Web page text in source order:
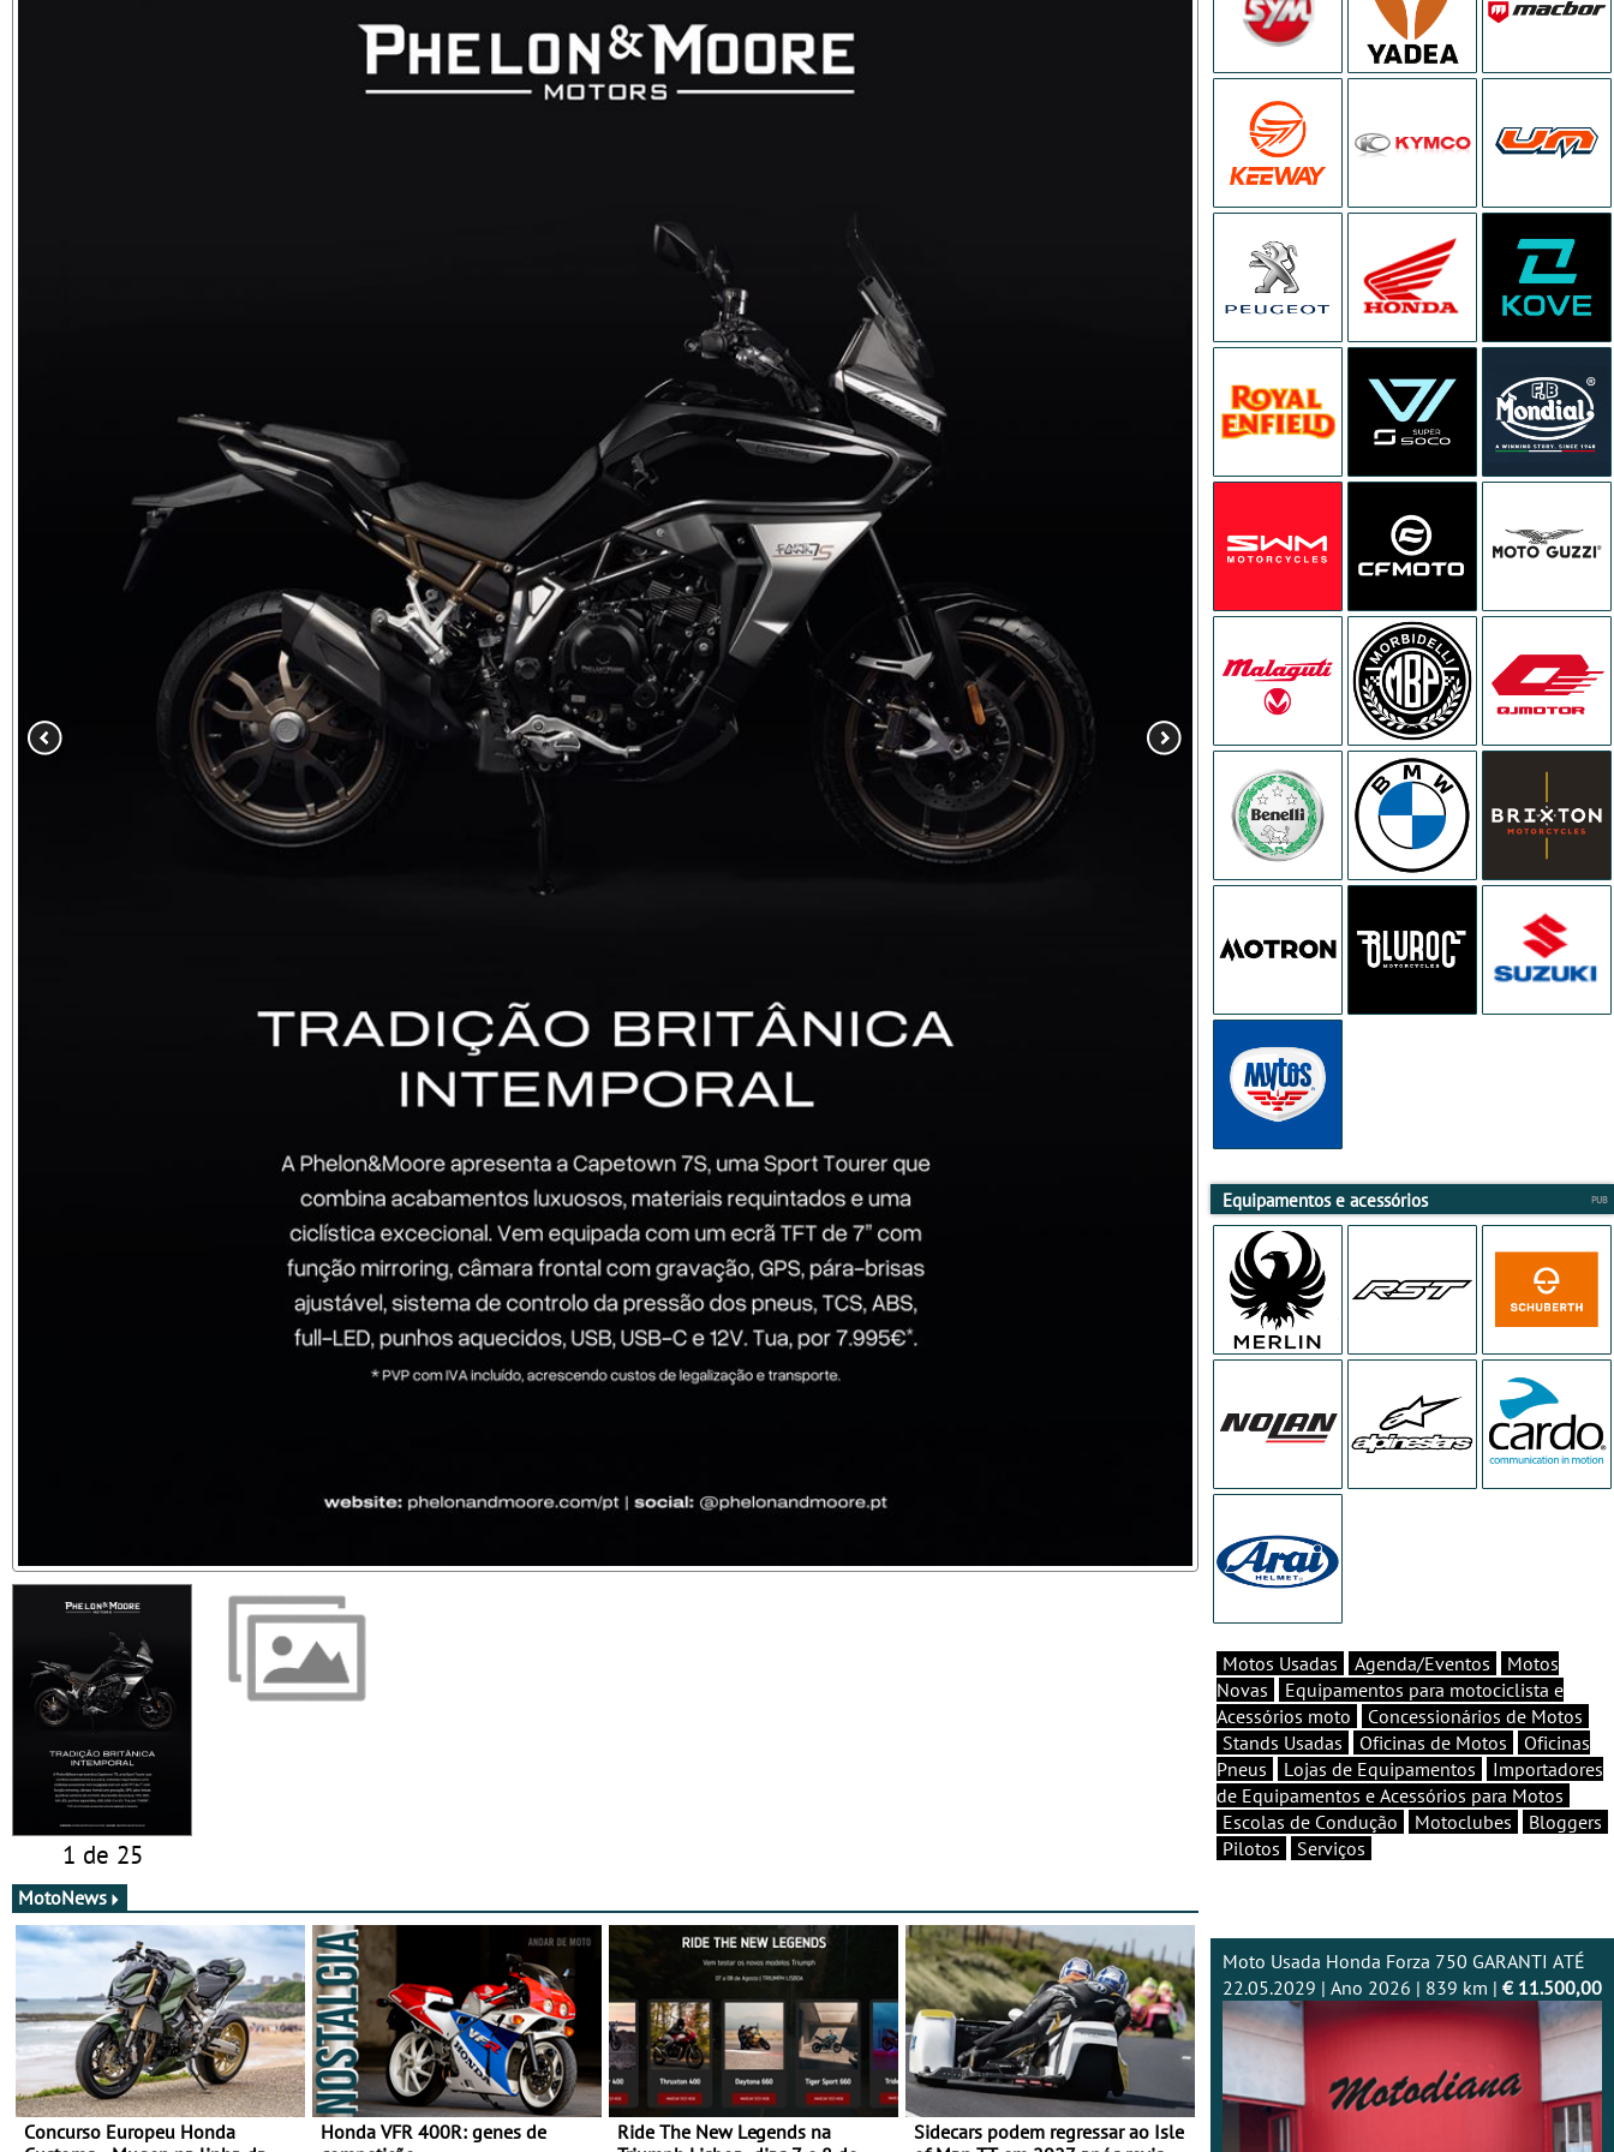
1 de 25
MotoNews
Concurso Europeu Honda
Honda VFR 400R: genes de
Ride The New Legends na
Sidecars podem regressar ao Isle
Equipamentos e acessórios
Motos Usadas Agenda/Eventos
Motos
Novas
Equipamentos para motociclista e
Acessórios moto
Concessionários de Motos
Stands Usadas
Oficinas de Motos
Oficinas
Pneus
Lojas de Equipamentos
Importadores
de Equipamentos e Acessórios para Motos
Escolas de Condução
Motoclubes
Bloggers
Pilotos
Serviços
Moto Usada Honda Forza 750 GARANTI ATÉ
22.05.2029 | Ano 2026 | 839 km | € 11.500,00